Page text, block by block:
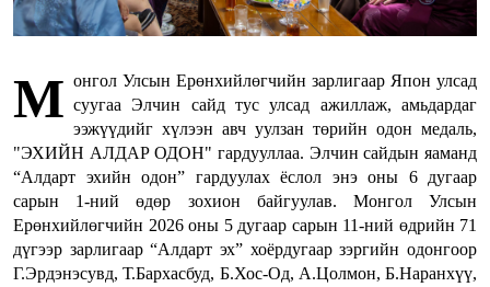
М онгол Улсын Ерөнхийлөгчийн зарлигаар Япон улсад
суугаа Элчин сайд тус улсад ажиллаж, амьдардаг
ээжүүдийг хүлээн авч уулзан төрийн одон медаль,
"ЭХИЙН АЛДАР ОДОН" гардууллаа. Элчин сайдын яаманд
“Алдарт эхийн одон” гардуулах ёслол энэ оны 6 дугаар
сарын 1-ний өдөр зохион байгуулав. Монгол Улсын
Ерөнхийлөгчийн 2026 оны 5 дугаар сарын 11-ний өдрийн 71
дүгээр зарлигаар “Алдарт эх” хоёрдугаар зэргийн одонгоор
Г.Эрдэнэсувд, Т.Бархасбуд, Б.Хос-Од, А.Цолмон, Б.Наранхүү,